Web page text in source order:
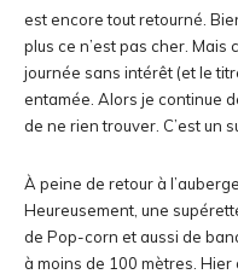
est encore tout retourné.
plus ce n’est pas cher.
journée sans intérêt (et le
entamée. Alors je continue
de ne rien trouver. C’est un
À peine de retour à
Heureusement, une
de Pop-corn et aussi de
à moins de 100 mètres.